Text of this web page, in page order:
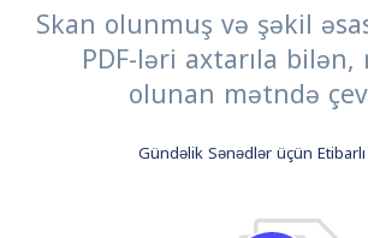
Skan olunmuş və şəkil
PDF-ləri axtarıla
olunan mətndə
Gündəlik Sənədlər üçün Etibarlı